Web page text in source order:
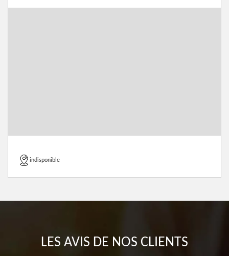
indisponible
LES AVIS DE NOS CLIENTS